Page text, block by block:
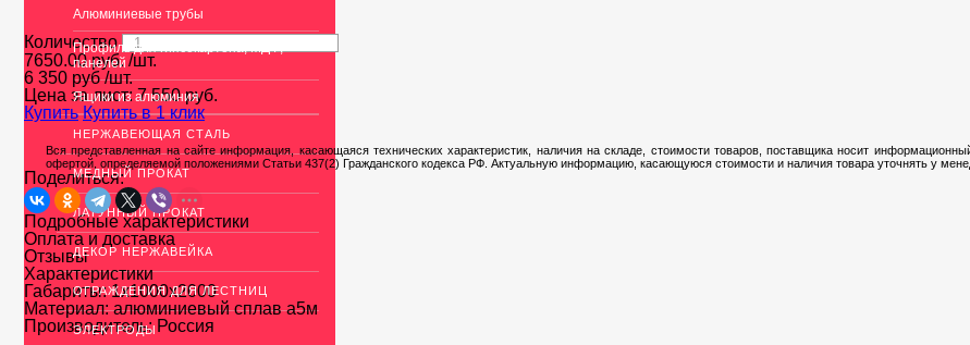
Алюминиевые трубы
Профиль для гипсокартона, МДФ,
панелей
Ящики из алюминия
НЕРЖАВЕЮЩАЯ СТАЛЬ
МЕДНЫЙ ПРОКАТ
ЛАТУННЫЙ ПРОКАТ
ДЕКОР НЕРЖАВЕЙКА
ОГРАЖДЕНИЯ ДЛЯ ЛЕСТНИЦ
ЭЛЕКТРОДЫ
Количество
7650.00руб. /шт.
6 350 руб/шт.
Цена за лист:7 550руб.
Купить Купить в 1 клик
Вся представленная на сайте информация, касающаяся технических характеристик, наличия на складе, стоимости товаров, поставщика носит
офертой, определяемой положениями Статьи 437(2) Гражданского кодекса РФ. Актуальную информацию, касающуюся стоимости и наличия товара уточнять у
Поделиться:
Подробные характеристики
Оплата и доставка
Отзывы
Характеристики
Габариты:1х1000х2000
Материал:алюминиевый сплав а5м
Производитель: Россия